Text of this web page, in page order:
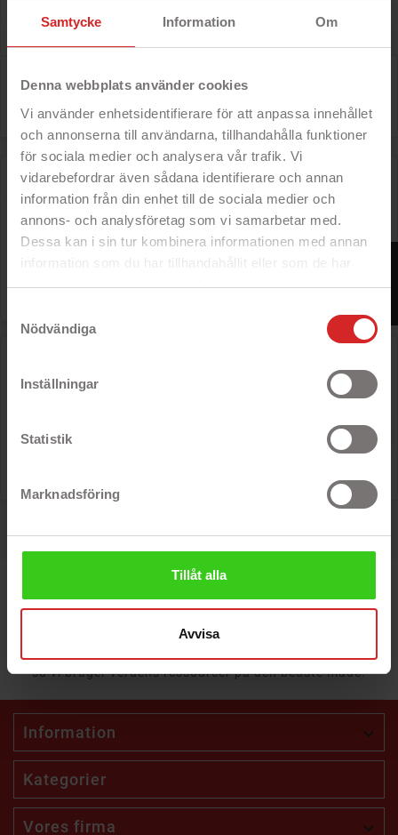
Samtycke Information Om
Denna webbplats använder cookies
Vi använder enhetsidentifierare för att anpassa innehållet
och annonserna till användarna, tillhandahålla funktioner
för sociala medier och analysera vår trafik. Vi
vidarebefordrar även sådana identifierare och annan
information från din enhet till de sociala medier och
annons- och analysföretag som vi samarbetar med.
Dessa kan i sin tur kombinera informationen med annan
information som du har tillhandahållit eller som de har
samlat in när du har använt deras tjänster.
Nödvändiga
Inställningar
Statistik
Marknadsföring
Tillåt alla
Avvisa
Relevans 
Erstatningsskærm til iPhone 5S/SE (hvid)
Rek: 341 kr
68 kr
Pris

Sammen bringer vi computere og mobiler tilbage til livet,
så vi bruger verdens ressourcer på den bedste måde!
Information 
Kategorier
Vores firma 